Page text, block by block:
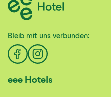
Bleib mit uns verbunden:
eee Hotels